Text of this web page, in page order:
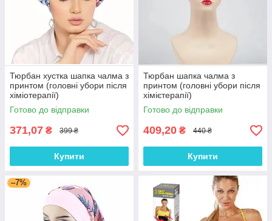
Тюрбан хустка шапка чалма з
принтом (головні убори після
хіміотерапії)
Готово до відправки
371,07 ₴ 399 ₴
Купити
Тюрбан шапка чалма з
принтом (головні убори після
хімієтерапії)
Готово до відправки
409,20 ₴ 440 ₴
Купити
–7%